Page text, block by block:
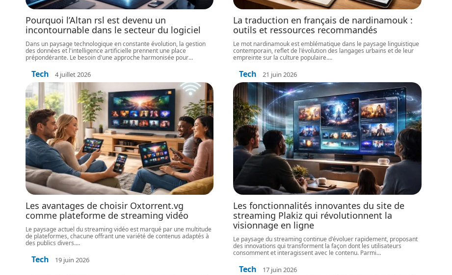
Pourquoi l’Altan rsl est devenu un
incontournable dans le secteur du logiciel
Dans un paysage technologique en constante évolution, la gestion
des données et l'intelligence artificielle prennent une place
prépondérante. Le besoin d'une approche harmonisée pour…
Tech 4 juillet 2026
La traduction en français de nardinamouk :
outils et ressources recommandés
Le mot nardinamouk est emblématique dans le paysage linguistique
contemporain, reflet de l'évolution des langages urbains et de leur
empreinte sur la culture populaire.…
Tech 21 juin 2026
Les avantages de choisir Oxtorrent.vg
comme plateforme de streaming vidéo
Le paysage actuel du streaming vidéo est marqué par une multitude
de plateformes, chacune offrant une variété de contenus adaptés à
des publics divers.…
Tech 19 juin 2026
Les fonctionnalités innovantes du site de
streaming Plakiz qui révolutionnent la
visionnage en ligne
Le paysage du streaming continue d'évoluer rapidement, proposant
des innovations qui transforment la façon dont les utilisateurs
consomment et interagissent avec le contenu. Parmi…
Tech 17 juin 2026